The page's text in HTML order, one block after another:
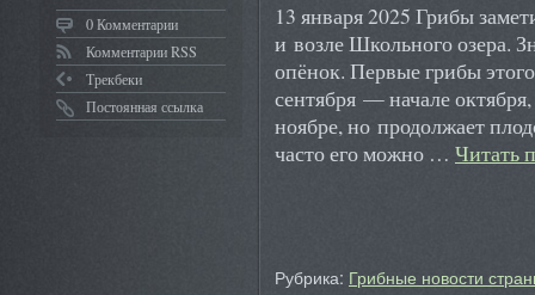
0 Комментарии
Комментарии RSS
Трекбеки
Постоянная ссылка
13 января 2025 Грибы
и возле Школьного озера.
опёнок. Первые грибы
сентября — начале
ноябре, но продолжает
часто его можно … Читать
Рубрика: Грибные новости